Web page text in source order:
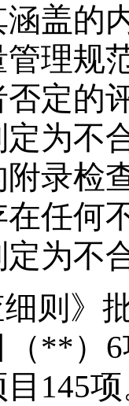
盖的
管理规
定的
为不
录检
任何
为不
则》
**）
145